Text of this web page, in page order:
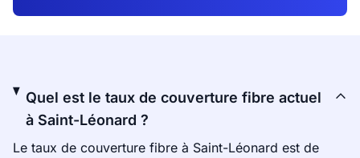
Quel est le taux de couverture fibre actuel
à Saint-Léonard ?
Le taux de couverture fibre à Saint-Léonard est de